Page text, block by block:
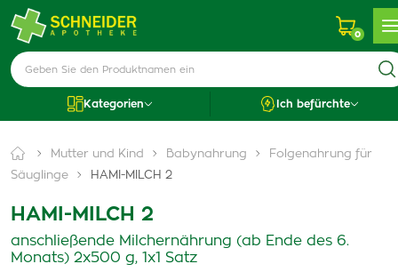
0
Kategorien Ich befürchte
Mutter und Kind Babynahrung
Folgenahrung für
Säuglinge
HAMI-MILCH 2
HAMI-MILCH 2
anschließende Milchernährung (ab Ende des 6.
Monats) 2x500 g, 1x1 Satz